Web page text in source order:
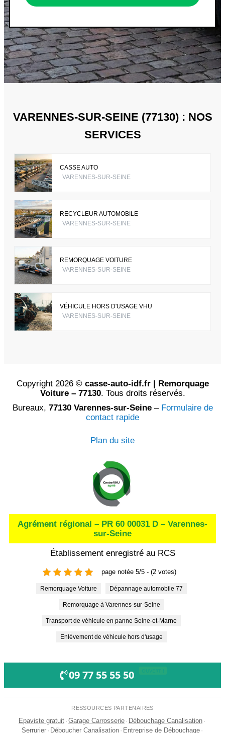
VARENNES-SUR-SEINE (77130) : NOS
SERVICES
CASSE AUTO
VARENNES-SUR-SEINE
RECYCLEUR AUTOMOBILE
VARENNES-SUR-SEINE
REMORQUAGE VOITURE
VARENNES-SUR-SEINE
VÉHICULE HORS D'USAGE VHU
VARENNES-SUR-SEINE
Copyright 2026 © casse-auto-idf.fr | Remorquage
Voiture – 77130. Tous droits réservés.
Bureaux, 77130 Varennes-sur-Seine– Formulaire de
contact rapide
Plan du site
Agrément régional – PR 60 00031 D – Varennes-
sur-Seine
Établissement enregistré au RCS
page notée 5/5 - (2 votes)
Remorquage Voiture Dépannage automobile 77
Remorquage à Varennes-sur-Seine
Transport de véhicule en panne Seine-et-Marne
Enlèvement de véhicule hors d'usage
09 77 55 55 50
RESSOURCES PARTENAIRES
Epaviste gratuit · Garage Carrosserie · Débouchage Canalisation ·
Serrurier · Déboucher Canalisation · Entreprise de Débouchage ·